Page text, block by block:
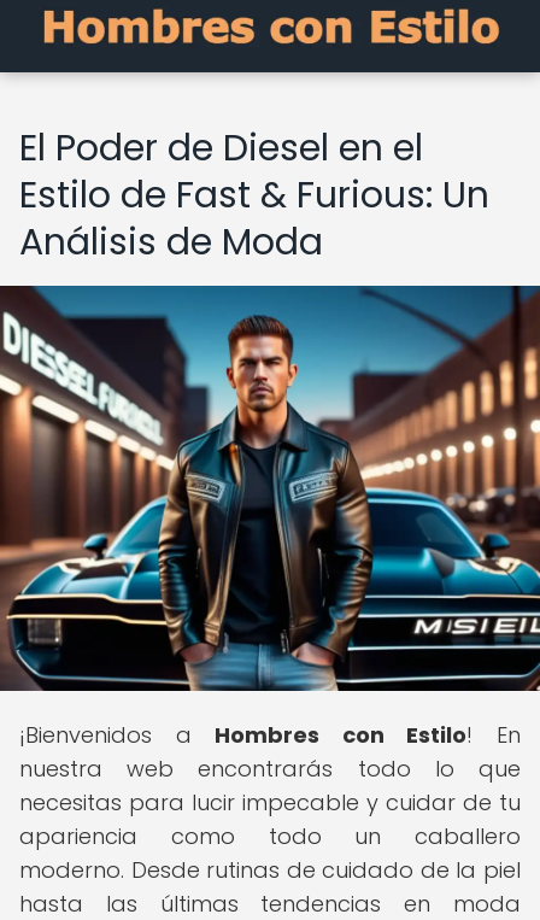
El Poder de Diesel en el
Estilo de Fast & Furious: Un
Análisis de Moda
¡Bienvenidos a Hombres con Estilo! En
nuestra web encontrarás todo lo que
necesitas para lucir impecable y cuidar de tu
apariencia como todo un caballero
moderno. Desde rutinas de cuidado de la piel
hasta las últimas tendencias en moda